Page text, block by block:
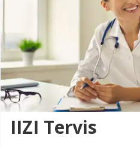
IIZI Tervis